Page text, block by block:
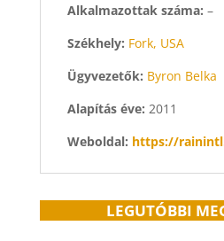
Alkalmazottak száma: –
Székhely: Fork, USA
Ügyvezetők: Byron Belka
Alapítás éve: 2011
Weboldal: https://
LEGUTÓBBI